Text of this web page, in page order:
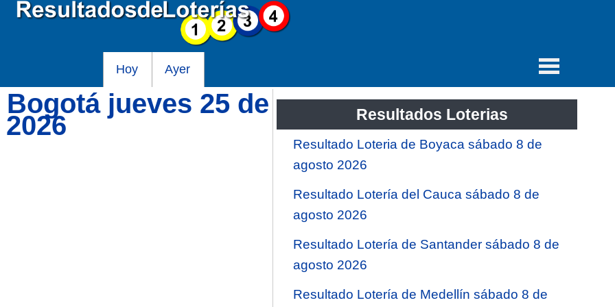
Hoy Ayer
jueves 25 de Resultados Loterias
Resultado Loteria de Boyaca sábado 8 de
agosto 2026
Resultado Lotería del Cauca sábado 8 de
agosto 2026
Resultado Lotería de Santander sábado 8 de
agosto 2026
Resultado Lotería de Medellín sábado 8 de